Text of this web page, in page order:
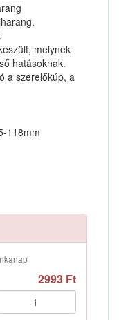
melynek
hatásoknak.
a szerelőkúp, a
118mm
2993 Ft